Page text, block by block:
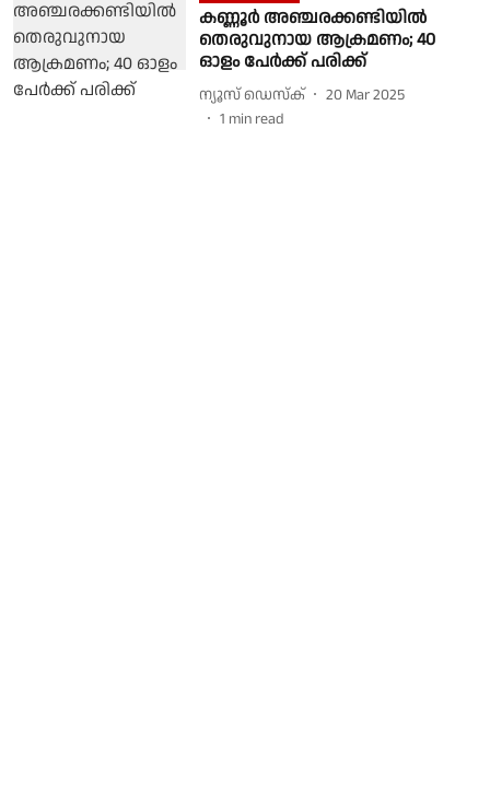
കണ്ണൂർ അഞ്ചരക്കണ്ടിയിൽ
തെരുവുനായ ആക്രമണം; 40
ഓളം പേർക്ക് പരിക്ക്
ന്യൂസ് ഡെസ്ക്
20 Mar 2025
1 min read